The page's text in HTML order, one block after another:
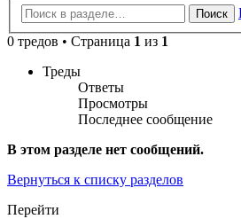
Поиск
0 тредов • Страница 1 из 1
Треды
Ответы
Просмотры
Последнее сообщение
В этом разделе нет сообщений.
Вернуться к списку разделов
Перейти